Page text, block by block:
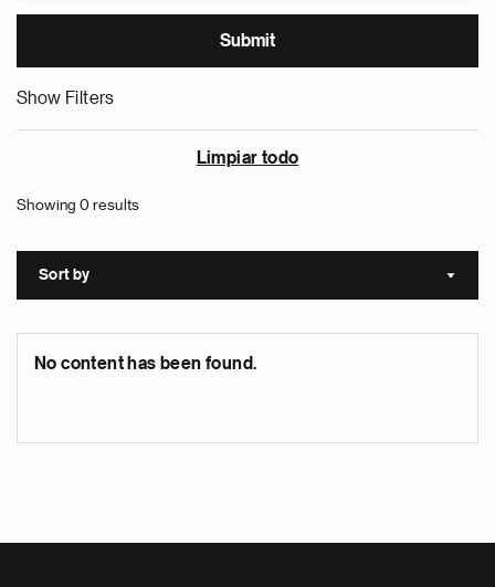
Show Filters
Limpiar todo
Showing 0 results
Sort by Sort
No content has been found.